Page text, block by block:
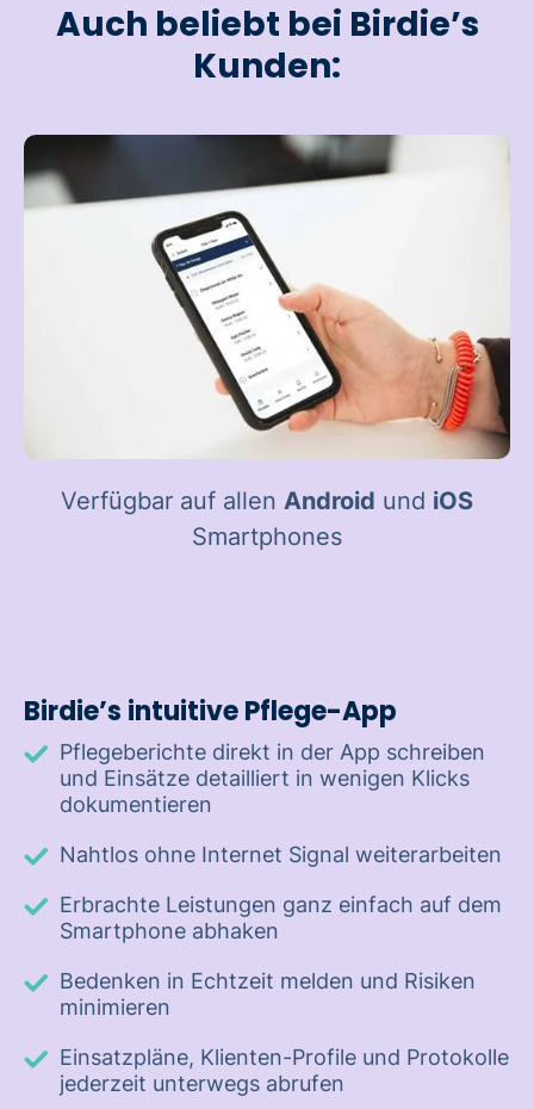
Auch beliebt bei Birdie’s
Kunden:
Verfügbar auf allen Android und iOS
Smartphones
Birdie’s intuitive Pflege-App
Pflegeberichte direkt in der App schreiben
und Einsätze detailliert in wenigen Klicks
dokumentieren
Nahtlos ohne Internet Signal weiterarbeiten
Erbrachte Leistungen ganz einfach auf dem
Smartphone abhaken
Bedenken in Echtzeit melden und Risiken
minimieren
Einsatzpläne, Klienten-Profile und Protokolle
jederzeit unterwegs abrufen